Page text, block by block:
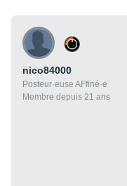
nico84000
Posteur·euse AFfiné·e
Membre depuis 21 ans